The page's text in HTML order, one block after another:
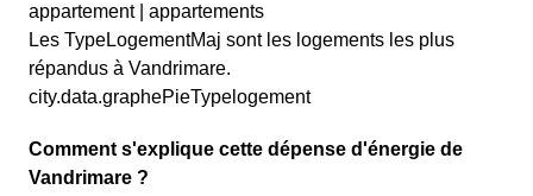
appartement | appartements
Les TypeLogementMaj sont les logements les plus
répandus à Vandrimare.
city.data.graphePieTypelogement
Comment s'explique cette dépense d'énergie de
Vandrimare ?